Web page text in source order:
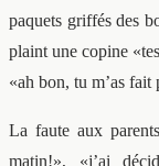
paquets griffés des
plaint une copine
«ah bon, tu m’as fait
La faute aux
matin!», «j’ai